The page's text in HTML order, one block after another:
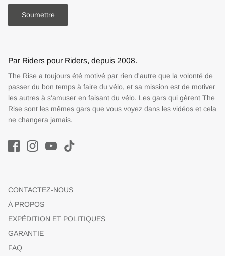
Soumettre
Par Riders pour Riders, depuis 2008.
The Rise a toujours été motivé par rien d'autre que la volonté de
passer du bon temps à faire du vélo, et sa mission est de motiver
les autres à s'amuser en faisant du vélo. Les gars qui gèrent The
Rise sont les mêmes gars que vous voyez dans les vidéos et cela
ne changera jamais.
CONTACTEZ-NOUS
À PROPOS
EXPÉDITION ET POLITIQUES
GARANTIE
FAQ